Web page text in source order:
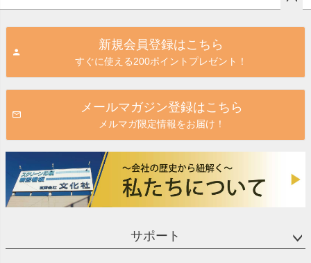
新規会員登録はこちら
すぐに使える200ポイントプレゼント！
メールマガジン登録はこちら
メルマガ限定情報をお届け！
サポート